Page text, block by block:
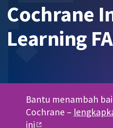
Cochrane
Learning
Bantu menambah
Cochrane –
ini